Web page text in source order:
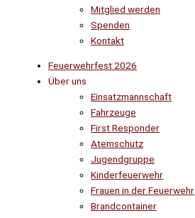
Mitglied werden
Spenden
Kontakt
Feuerwehrfest 2026
Über uns
Einsatzmannschaft
Fahrzeuge
First Responder
Atemschutz
Jugendgruppe
Kinderfeuerwehr
Frauen in der Feuerwehr
Brandcontainer